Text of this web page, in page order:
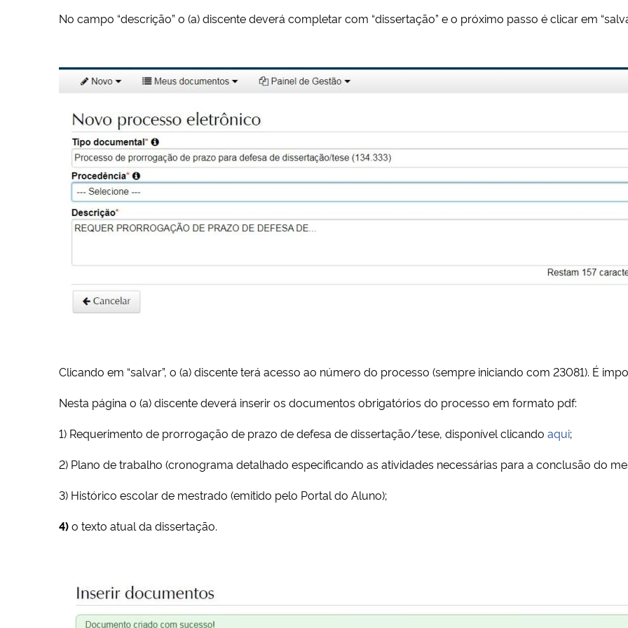
No campo “descrição” o (a) discente deverá completar com “dissertação” e o próximo passo é clicar em
Clicando em “salvar”, o (a) discente terá acesso ao número do processo (sempre iniciando com 23081). É
Nesta página o (a) discente deverá inserir os documentos obrigatórios do processo em formato pdf:
1) Requerimento de prorrogação de prazo de defesa de dissertação/tese, disponível clicando aqui;
2) Plano de trabalho (cronograma detalhado especificando as atividades necessárias para a conclusão do
3) Histórico escolar de mestrado (emitido pelo Portal do Aluno);
4)o texto atual da dissertação.